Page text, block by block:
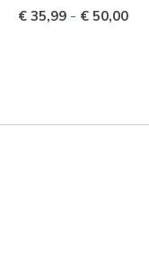
€ 35,99 - € 50,00